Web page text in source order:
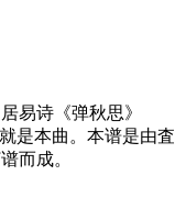
易诗《弹秋思》
是本曲。本谱是由査
而成。